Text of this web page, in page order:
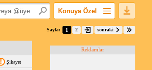
Konuya Özel
Favorilerime Ekle
Popüler Mesajlar
Sayfa: 1 2 sonraki
Şikayet
Reklamlar